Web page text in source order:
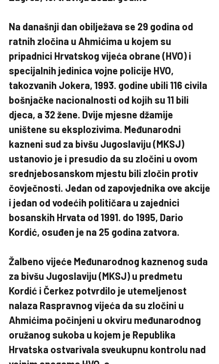
Na današnji dan obilježava se 29 godina od
ratnih zločina u Ahmićima u kojem su
pripadnici Hrvatskog vijeća obrane (HVO) i
specijalnih jedinica vojne policije HVO,
takozvanih Jokera, 1993. godine ubili 116 civila
bošnjačke nacionalnosti od kojih su 11 bili
djeca, a 32 žene. Dvije mjesne džamije
uništene su eksplozivima. Međunarodni
kazneni sud za bivšu Jugoslaviju (MKSJ)
ustanovio je i presudio da su zločini u ovom
srednjebosanskom mjestu bili zločin protiv
čovječnosti. Jedan od zapovjednika ove akcije
i jedan od vodećih političara u zajednici
bosanskih Hrvata od 1991. do 1995, Dario
Kordić, osuđen je na 25 godina zatvora.
Žalbeno vijeće Međunarodnog kaznenog suda
za bivšu Jugoslaviju (MKSJ) u predmetu
Kordić i Čerkez potvrdilo je utemeljenost
nalaza Raspravnog vijeća da su zločini u
Ahmićima počinjeni u okviru međunarodnog
oružanog sukoba u kojem je Republika
Hrvatska ostvarivala sveukupnu kontrolu nad